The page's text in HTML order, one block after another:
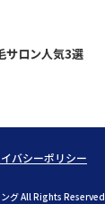
サロン人気3選
バシーポリシー
グ All Rights